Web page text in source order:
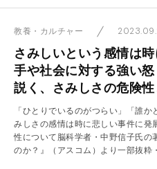
教養・カルチャー
さみしいという感情は
手や社会に対する強い
説く、さみしさの危険性
「ひとりでいるのがつらい」「誰
みしさの感情は時に悲しい事件に発
性について脳科学者・中野信子氏の
のか？』（アスコム）より一部抜粋